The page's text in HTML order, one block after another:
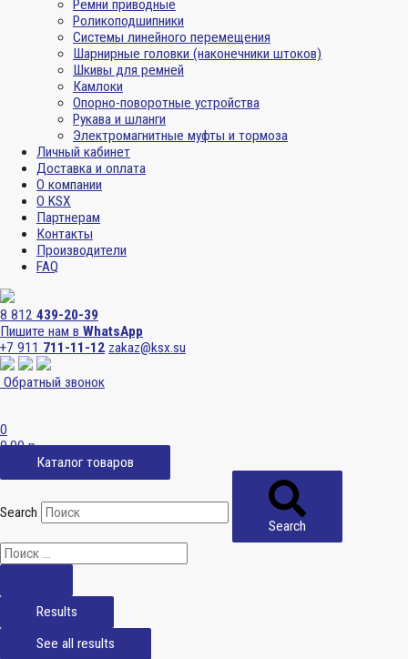
Ремни приводные
Роликоподшипники
Системы линейного перемещения
Шарнирные головки (наконечники штоков)
Шкивы для ремней
Камлоки
Опорно-поворотные устройства
Рукава и шланги
Электромагнитные муфты и тормоза
Личный кабинет
Доставка и оплата
О компании
О KSX
Партнерам
Контакты
Производители
FAQ
8 812 439-20-39
Пишите нам в WhatsApp
+7 911 711-11-12 zakaz@ksx.su
Обратный звонок
0
0,00р.
Каталог товаров
Search
Search
Results
See all results